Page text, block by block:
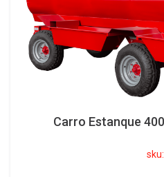
Carro Estanque
sku: